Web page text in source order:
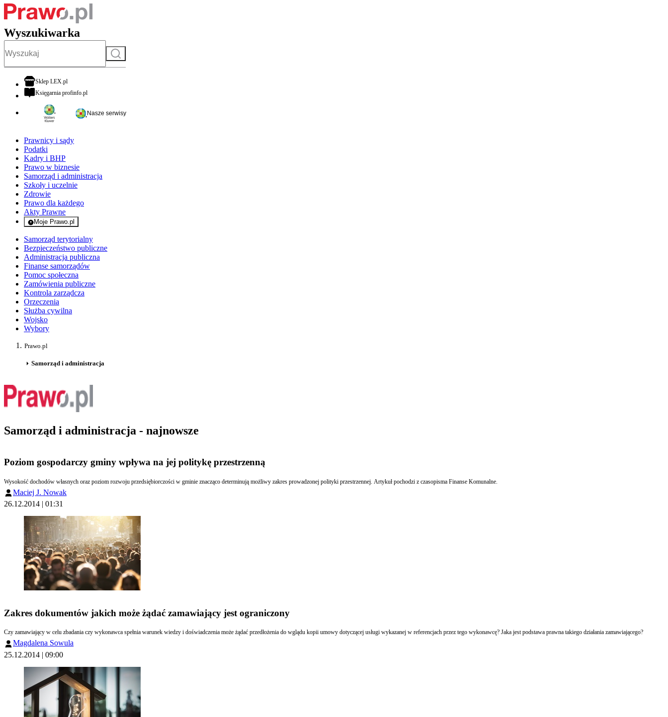
Wyszukiwarka
Szukaj
Sklep LEX.plotwiera się w nowej karcie
Księgarnia profinfo.plotwiera się w nowej karcie
Nasze serwisy
Prawnicy i sądy
Podatki
Kadry i BHP
Prawo w biznesie
Samorząd i administracja
Szkoły i uczelnie
Zdrowie
Prawo dla każdego
Akty Prawne
Moje Prawo.pl
- rejestracja i logowanie do serwisu
Samorząd terytorialny
Bezpieczeństwo publiczne
Administracja publiczna
Finanse samorządów
Pomoc społeczna
Zamówienia publiczne
Kontrola zarządcza
Orzeczenia
Służba cywilna
Wojsko
Wybory
Prawo.pl
Samorząd i administracja
Samorząd i administracja - najnowsze
Poziom gospodarczy gminy wpływa na jej politykę przestrzenną
Wysokość dochodów własnych oraz poziom rozwoju przedsiębiorczości w gminie znacząco determinują możliwy zakres prowadzonej polityki przestrzennej. Artykuł pochodzi z czasopisma Finanse Komunalne.
Maciej J. Nowak
26.12.2014 | 01:31
Zakres dokumentów jakich może żądać zamawiający jest ograniczony
Czy zamawiający w celu zbadania czy wykonawca spełnia warunek wiedzy i doświadczenia może żądać przedłożenia do wglądu kopii umowy dotyczącej usługi wykazanej w referencjach przez tego wykonawcę? Jaka jest podstawa prawna takiego działania zamawiającego?
Magdalena Sowula
25.12.2014 | 09:00